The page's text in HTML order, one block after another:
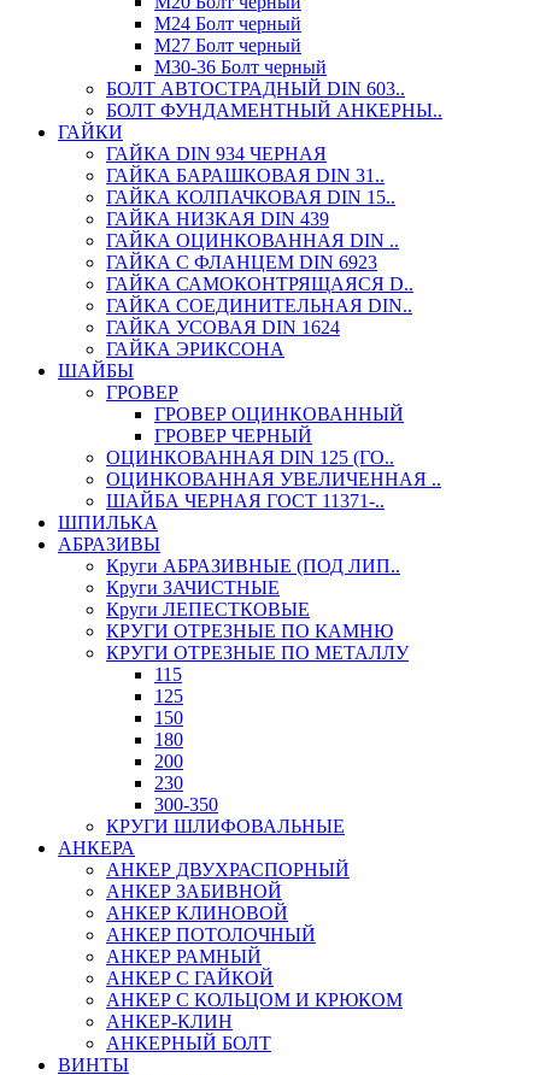
М24 Болт черный
М27 Болт черный
М30-36 Болт черный
БОЛТ АВТОСТРАДНЫЙ DIN 603..
БОЛТ ФУНДАМЕНТНЫЙ АНКЕРНЫ..
ГАЙКИ
ГАЙКА DIN 934 ЧЕРНАЯ
ГАЙКА БАРАШКОВАЯ DIN 31..
ГАЙКА КОЛПАЧКОВАЯ DIN 15..
ГАЙКА НИЗКАЯ DIN 439
ГАЙКА ОЦИНКОВАННАЯ DIN ..
ГАЙКА С ФЛАНЦЕМ DIN 6923
ГАЙКА САМОКОНТРЯЩАЯСЯ D..
ГАЙКА СОЕДИНИТЕЛЬНАЯ DIN..
ГАЙКА УСОВАЯ DIN 1624
ГАЙКА ЭРИКСОНА
ШАЙБЫ
ГРОВЕР
ГРОВЕР ОЦИНКОВАННЫЙ
ГРОВЕР ЧЕРНЫЙ
ОЦИНКОВАННАЯ DIN 125 (ГО..
ОЦИНКОВАННАЯ УВЕЛИЧЕННАЯ ..
ШАЙБА ЧЕРНАЯ ГОСТ 11371-..
ШПИЛЬКА
АБРАЗИВЫ
Круги АБРАЗИВНЫЕ (ПОД ЛИП..
Круги ЗАЧИСТНЫЕ
Круги ЛЕПЕСТКОВЫЕ
КРУГИ ОТРЕЗНЫЕ ПО КАМНЮ
КРУГИ ОТРЕЗНЫЕ ПО МЕТАЛЛУ
115
125
150
180
200
230
300-350
КРУГИ ШЛИФОВАЛЬНЫЕ
АНКЕРА
АНКЕР ДВУХРАСПОРНЫЙ
АНКЕР ЗАБИВНОЙ
АНКЕР КЛИНОВОЙ
АНКЕР ПОТОЛОЧНЫЙ
АНКЕР РАМНЫЙ
АНКЕР С ГАЙКОЙ
АНКЕР С КОЛЬЦОМ И КРЮКОМ
АНКЕР-КЛИН
АНКЕРНЫЙ БОЛТ
ВИНТЫ